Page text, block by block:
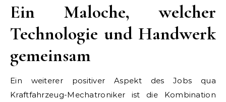
Ein Maloche, welcher
Technologie und Handwerk
gemeinsam
Ein weiterer positiver Aspekt des Jobs qua
Kraftfahrzeug-Mechatroniker ist die Kombination